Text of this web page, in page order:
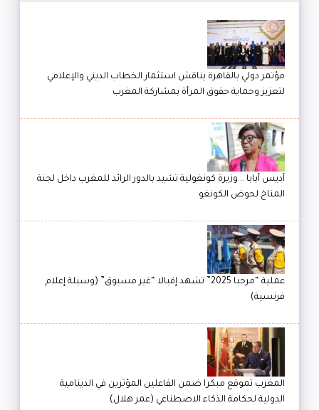
مؤتمر دولي بالقاهرة يناقش استثمار الخطاب الديني والإعلامي
لتعزيز وحماية حقوق المرأة بمشاركة المغرب
أديس أبابا .. وزيرة كونغولية تشيد بالدور الرائد للمغرب داخل لجنة
المناخ لحوض الكونغو
عملية “مرحبا 2025” تشهد إقبالا “غير مسبوق” (وسيلة إعلام
فرنسية)
المغرب تموقع مبكرا ضمن الفاعلين المؤثرين في الدينامية
الدولية لحكامة الذكاء الاصطناعي (عمر هلال)